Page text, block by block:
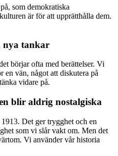
som demokratiska
är för att upprätthålla dem.
nya tankar
börjar ofta med berättelser. Vi
en vän, något att diskutera på
vidare på.
blir aldrig nostalgiska
Det ger trygghet och en
som vi slår vakt om. Men det
Vi använder vår historia